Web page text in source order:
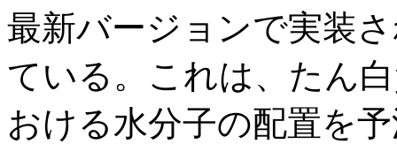
最新バージョンで実装
ている。これは、たん
おける水分子の配置を